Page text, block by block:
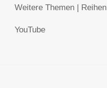
Weitere Themen | Reihen
YouTube